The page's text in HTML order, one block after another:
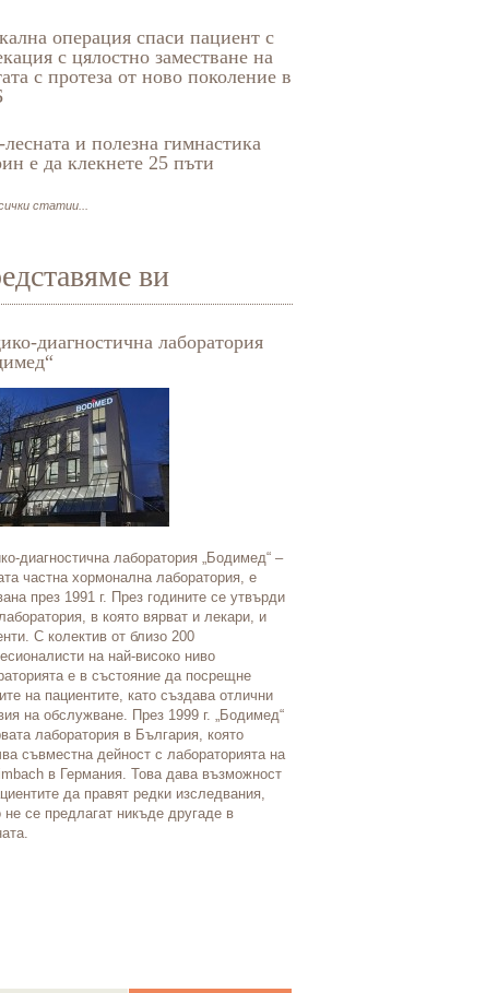
операция спаси пациент с
с цялостно заместване на
с протеза от ново поколение в
и полезна гимнастика
е да клекнете 25 пъти
статии...
ви
диагностична лаборатория
диагностична лаборатория „Бодимед“ –
частна хормонална лаборатория, е
през 1991 г. През годините се утвърди
в която вярват и лекари, и
С колектив от близо 200
на най-високо ниво
е в състояние да посрещне
на пациентите, като създава отлични
на обслужване. През 1999 г. „Бодимед“
лаборатория в България, която
съвместна дейност с лабораторията на
в Германия. Това дава възможност
да правят редки изследвания,
не се предлагат никъде другаде в